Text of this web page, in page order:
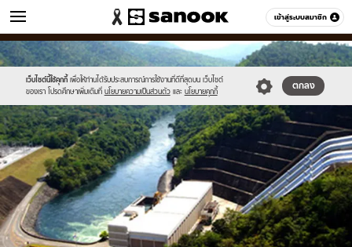
เข้าสู่ระบบสมาชิก
ข่าว หมวดอื่นๆ
เว็บไซต์นี้ใช้คุกกี้ เพื่อให้ท่านได้รับประสบการณ์การใช้งานที่ดีที่สุดบน เว็บไซต์
ของเรา โปรดศึกษาเพิ่มเติมที่ นโยบายความเป็นส่วนตัว และ นโยบายคุกกี้
ตกลง
Sanook
//s.isanook.com/sr/0/images/logo-
new-
sanook.png
600
60
//s.isanook.com/ns/0/ud/366/1830622/632198-
01.jpg